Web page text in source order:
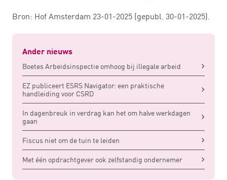
Bron: Hof Amsterdam 23-01-2025 (gepubl. 30-01-2025).
Ander nieuws
Boetes Arbeidsinspectie omhoog bij illegale arbeid
EZ publiceert ESRS Navigator: een praktische
handleiding voor CSRD
In dagenbreuk in verdrag kan het om halve werkdagen
gaan
Fiscus niet om de tuin te leiden
Met één opdrachtgever ook zelfstandig ondernemer